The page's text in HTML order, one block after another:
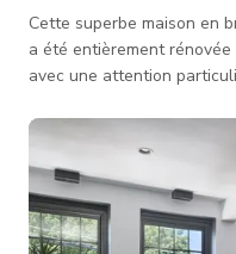
Cette superbe maison en
a été entièrement
avec une attention
entrée spectaculaire dans
architecturaux tels que
de plafond, les arches et
la profondeur et de